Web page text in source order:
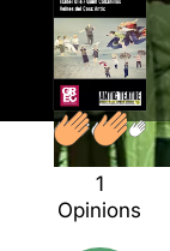
1
Opinions